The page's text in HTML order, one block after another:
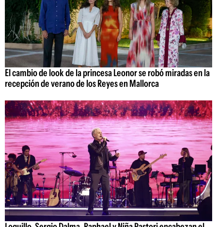
El cambio de look de la princesa Leonor se robó miradas en la
recepción de verano de los Reyes en Mallorca